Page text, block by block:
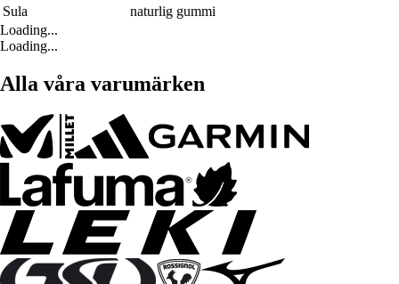
Sula
naturlig gummi
Loading...
Loading...
Alla våra varumärken